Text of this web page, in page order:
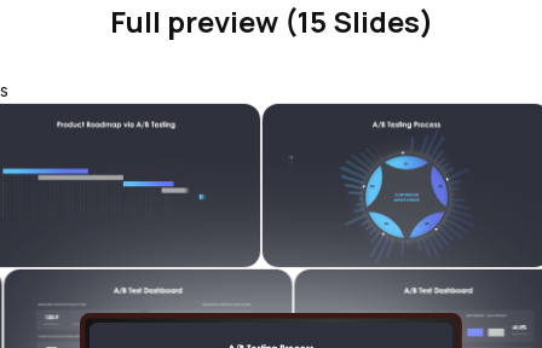
Full preview (15 Slides)
s